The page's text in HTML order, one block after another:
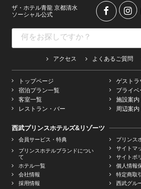
ザ・ホテル青龍 京都清水
ソーシャル公式
アクセス よくあるご質問
トップページ
宿泊プラン一覧
客室一覧
レストラン・バー
ゲストラ
プライベ
施設案内
周辺案内
西武プリンスホテルズ&リゾーツ
会員サービス・特典
プリンスホテルブランドについ
て
ホテル一覧
会社情報
採用情報
プリンス
サイトマ
サイトポ
個人情報
特定商取
西武グル